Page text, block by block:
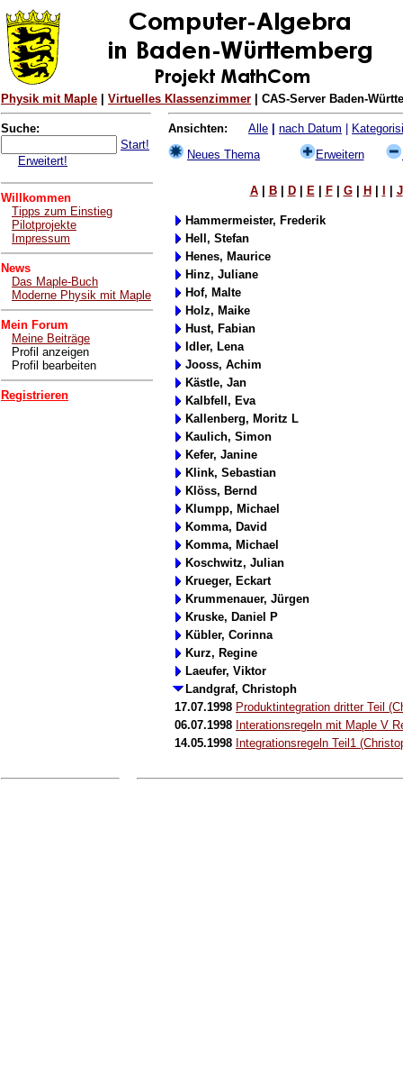
Physik mit Maple Virtuelles Klassenzimmer | CAS-Server Baden-
Suche:
Start!
Erweitert!
Willkommen
Tipps zum Einstieg
Pilotprojekte
Impressum
News
Das Maple-Buch
Moderne Physik mit Maple
Mein Forum
Meine Beiträge
Profil anzeigen
Profil bearbeiten
Registrieren
Ansichten: Alle nach Datum
Neues Thema
Erweitern
A| B| D| E| F| G| H J
Hammermeister, Frederik
Hell, Stefan
Henes, Maurice
Hinz, Juliane
Hof, Malte
Holz, Maike
Hust, Fabian
Idler, Lena
Jooss, Achim
Kästle, Jan
Kalbfell, Eva
Kallenberg, Moritz L
Kaulich, Simon
Kefer, Janine
Klink, Sebastian
Klöss, Bernd
Klumpp, Michael
Komma, David
Komma, Michael
Koschwitz, Julian
Krueger, Eckart
Krummenauer, Jürgen
Kruske, Daniel P
Kübler, Corinna
Kurz, Regine
Laeufer, Viktor
Landgraf, Christoph
17.07.1998 Produktintegration dritter Teil
06.07.1998 Interationsregeln mit Maple V
14.05.1998 Integrationsregeln Teil1